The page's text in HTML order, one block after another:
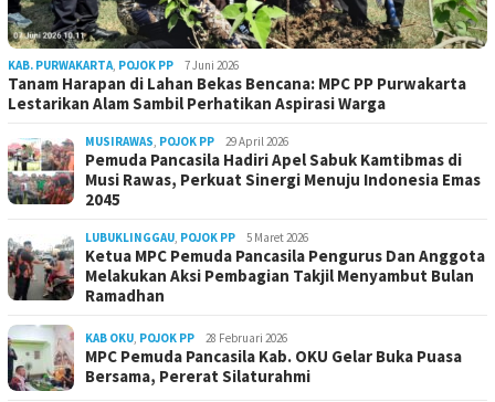
KAB. PURWAKARTA, POJOK PP 7 Juni 2026
Tanam Harapan di Lahan Bekas Bencana: MPC PP Purwakarta
Lestarikan Alam Sambil Perhatikan Aspirasi Warga
MUSIRAWAS, POJOK PP 29 April 2026
Pemuda Pancasila Hadiri Apel Sabuk Kamtibmas di
Musi Rawas, Perkuat Sinergi Menuju Indonesia Emas
2045
LUBUKLINGGAU, POJOK PP 5 Maret 2026
Ketua MPC Pemuda Pancasila Pengurus Dan Anggota
Melakukan Aksi Pembagian Takjil Menyambut Bulan
Ramadhan
KAB OKU, POJOK PP 28 Februari 2026
MPC Pemuda Pancasila Kab. OKU Gelar Buka Puasa
Bersama, Pererat Silaturahmi